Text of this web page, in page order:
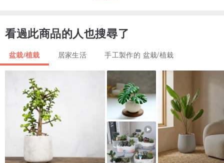
榆果傢飾新光三越百貨專櫃聯名款
看過此商品的人也搜尋了
盆栽/植栽 居家生活 手工製作的 盆栽/植栽